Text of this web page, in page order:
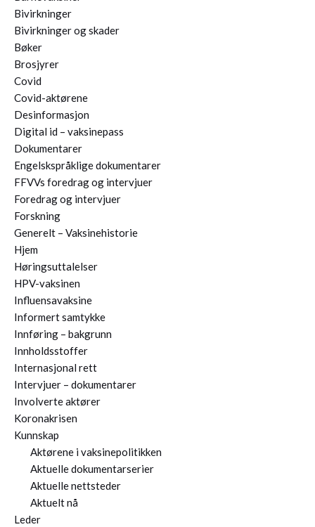
Bivirkninger
Bivirkninger og skader
Bøker
Brosjyrer
Covid
Covid-aktørene
Desinformasjon
Digital id – vaksinepass
Dokumentarer
Engelskspråklige dokumentarer
FFVVs foredrag og intervjuer
Foredrag og intervjuer
Forskning
Generelt – Vaksinehistorie
Hjem
Høringsuttalelser
HPV-vaksinen
Influensavaksine
Informert samtykke
Innføring – bakgrunn
Innholdsstoffer
Internasjonal rett
Intervjuer – dokumentarer
Involverte aktører
Koronakrisen
Kunnskap
Aktørene i vaksinepolitikken
Aktuelle dokumentarserier
Aktuelle nettsteder
Aktuelt nå
Leder